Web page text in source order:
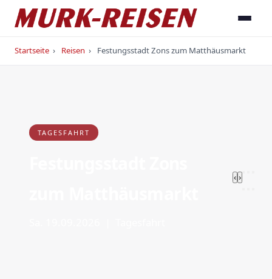
Startseite › Reisen › Festungsstadt Zons zum Matthäusmarkt
TAGESFAHRT
‹ ›